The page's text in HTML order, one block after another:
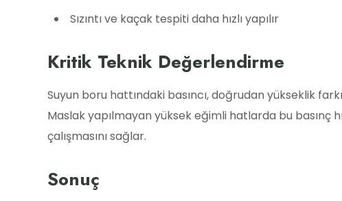
Sızıntı ve kaçak tespiti daha hızlı yapılır
Kritik Teknik Değerlendirme
Suyun boru hattındaki basıncı, doğrudan yükseklik
Maslak yapılmayan yüksek eğimli hatlarda bu basınç
çalışmasını sağlar.
Sonuç